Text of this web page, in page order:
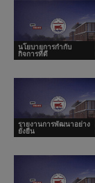
นโยบายการกำกับ
กิจการที่ดี
รายงานการพัฒนาอย่าง
ยั่งยืน